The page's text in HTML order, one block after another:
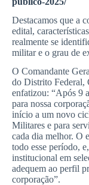
Destacamos que a
edital,
realmente se
militar e o grau de
O Comandante
do Distrito
enfatizou: “Após 9
para nossa
início a um novo
Militares e para
cada dia melhor. O
todo esse período,
institucional em
adequem ao perfil
corporação”.